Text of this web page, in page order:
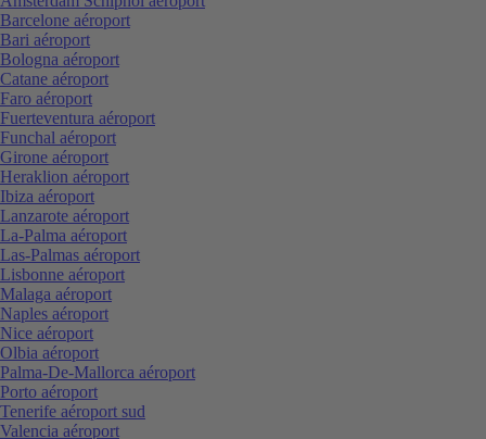
Barcelone aéroport
Bari aéroport
Bologna aéroport
Catane aéroport
Faro aéroport
Fuerteventura aéroport
Funchal aéroport
Girone aéroport
Heraklion aéroport
Ibiza aéroport
Lanzarote aéroport
La-Palma aéroport
Las-Palmas aéroport
Lisbonne aéroport
Malaga aéroport
Naples aéroport
Nice aéroport
Olbia aéroport
Palma-De-Mallorca aéroport
Porto aéroport
Tenerife aéroport sud
Valencia aéroport